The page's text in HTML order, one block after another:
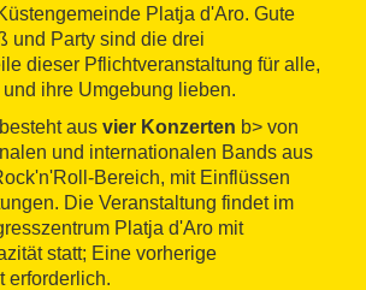
Platja d'Aro. Gute
und Party sind die drei
dieser Pflichtveranstaltung für alle,
ihre Umgebung lieben.
aus vier Konzerten b> von
und internationalen Bands aus
Bereich, mit Einflüssen
Die Veranstaltung findet im
Platja d'Aro mit
statt; Eine vorherige
erforderlich.